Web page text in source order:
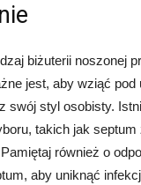
biżuterii noszonej
jest, aby wziąć pod
swój styl osobisty.
takich jak
również o
aby uniknąć